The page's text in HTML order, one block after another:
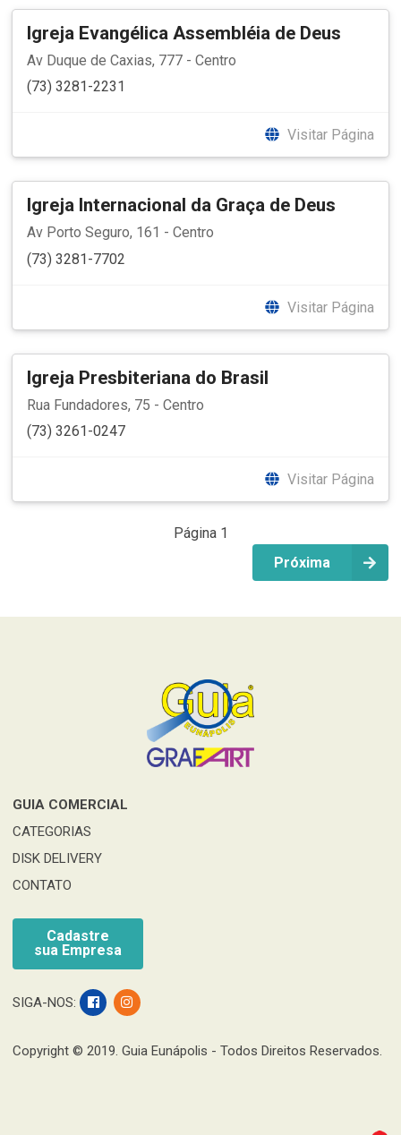
Igreja Evangélica Assembléia de Deus
Av Duque de Caxias, 777 - Centro
(73) 3281-2231
Visitar Página
Igreja Internacional da Graça de Deus
Av Porto Seguro, 161 - Centro
(73) 3281-7702
Visitar Página
Igreja Presbiteriana do Brasil
Rua Fundadores, 75 - Centro
(73) 3261-0247
Visitar Página
Página 1
Próxima
GUIA COMERCIAL
CATEGORIAS
DISK DELIVERY
CONTATO
Cadastre
sua Empresa
SIGA-NOS:
Copyright © 2019. Guia Eunápolis - Todos Direitos Reservados.